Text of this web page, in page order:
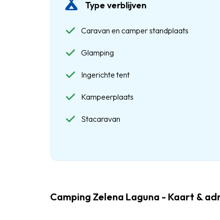
Type verblijven
Caravan en camper standplaats
Glamping
Ingerichte tent
Kampeerplaats
Stacaravan
Camping Zelena Laguna - Kaart &